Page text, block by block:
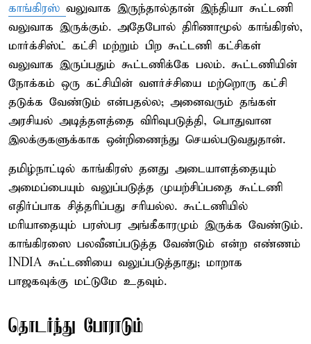
காங்கிரஸ் வலுவாக இருந்தால்தான் இந்தியா கூட்டணி
வலுவாக இருக்கும். அதேபோல் திரிணாமூல் காங்கிரஸ்,
மார்க்சிஸ்ட் கட்சி மற்றும் பிற கூட்டணி கட்சிகள்
வலுவாக இருப்பதும் கூட்டணிக்கே பலம். கூட்டணியின்
நோக்கம் ஒரு கட்சியின் வளர்ச்சியை மற்றொரு கட்சி
தடுக்க வேண்டும் என்பதல்ல; அனைவரும் தங்கள்
அரசியல் அடித்தளத்தை விரிவுபடுத்தி, பொதுவான
இலக்குகளுக்காக ஒன்றிணைந்து செயல்படுவதுதான்.
தமிழ்நாட்டில் காங்கிரஸ் தனது அடையாளத்தையும்
அமைப்பையும் வலுப்படுத்த முயற்சிப்பதை கூட்டணி
எதிர்ப்பாக சித்தரிப்பது சரியல்ல. கூட்டணியில்
மரியாதையும் பரஸ்பர அங்கீகாரமும் இருக்க வேண்டும்.
காங்கிரஸை பலவீனப்படுத்த வேண்டும் என்ற எண்ணம்
INDIA கூட்டணியை வலுப்படுத்தாது; மாறாக
பாஜகவுக்கு மட்டுமே உதவும்.
தொடர்ந்து போராடும்